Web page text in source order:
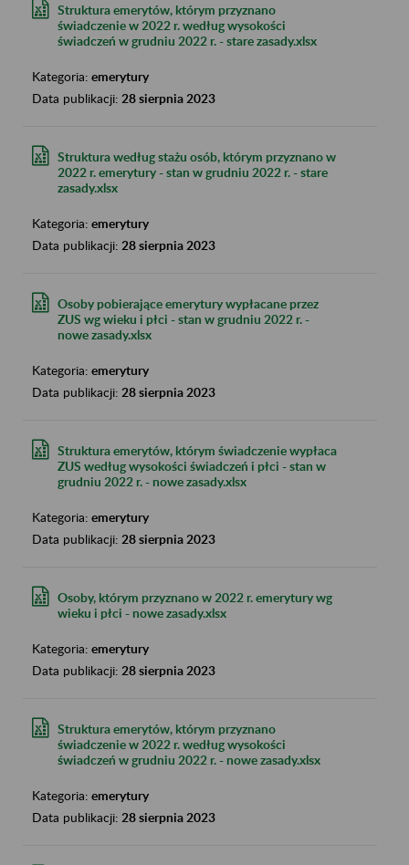
Struktura emerytów, którym przyznano
świadczenie w 2022 r. według wysokości
świadczeń w grudniu 2022 r. - stare zasady.xlsx
Kategoria: emerytury
Data publikacji: 28 sierpnia 2023
Struktura według stażu osób, którym przyznano w
2022 r. emerytury - stan w grudniu 2022 r. - stare
zasady.xlsx
Kategoria: emerytury
Data publikacji: 28 sierpnia 2023
Osoby pobierające emerytury wypłacane przez
ZUS wg wieku i płci - stan w grudniu 2022 r. -
nowe zasady.xlsx
Kategoria: emerytury
Data publikacji: 28 sierpnia 2023
Struktura emerytów, którym świadczenie wypłaca
ZUS według wysokości świadczeń i płci - stan w
grudniu 2022 r. - nowe zasady.xlsx
Kategoria: emerytury
Data publikacji: 28 sierpnia 2023
Osoby, którym przyznano w 2022 r. emerytury wg
wieku i płci - nowe zasady.xlsx
Kategoria: emerytury
Data publikacji: 28 sierpnia 2023
Struktura emerytów, którym przyznano
świadczenie w 2022 r. według wysokości
świadczeń w grudniu 2022 r. - nowe zasady.xlsx
Kategoria: emerytury
Data publikacji: 28 sierpnia 2023